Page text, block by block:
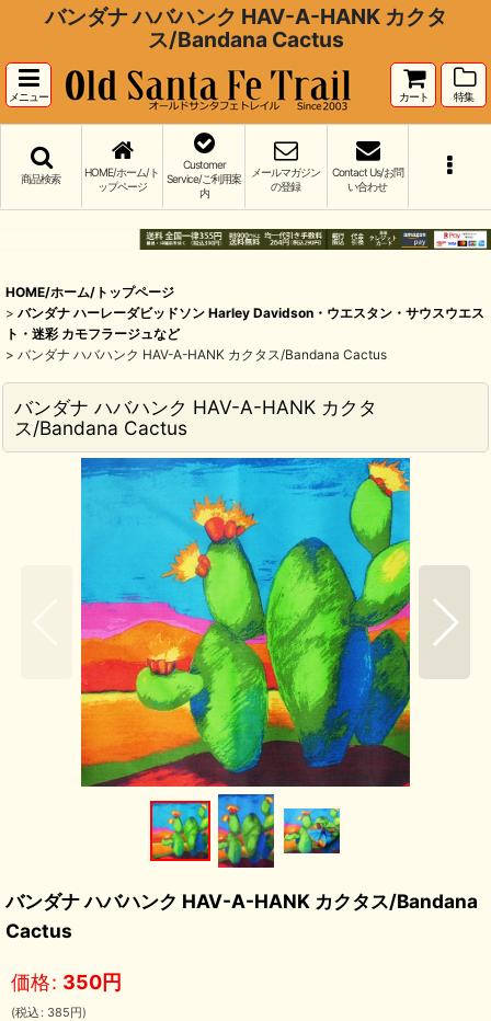
バンダナ ハバハンク HAV-A-HANK カクタ
ス/Bandana Cactus
メニュー カート 特集
商品検索
HOME/ホーム/ト
ップページ
Customer
Service/ご利用案
内
メールマガジン
の登録
Contact Us/お問
い合わせ
HOME/ホーム/トップページ
> バンダナ ハーレーダビッドソン Harley Davidson・ウエスタン・サウスウエス
ト・迷彩 カモフラージュなど
> バンダナ ハバハンク HAV-A-HANK カクタス/Bandana Cactus
バンダナ ハバハンク HAV-A-HANK カクタ
ス/Bandana Cactus
バンダナ ハバハンク HAV-A-HANK カクタス/Bandana
Cactus
価格: 350円
(税込 : 385円)